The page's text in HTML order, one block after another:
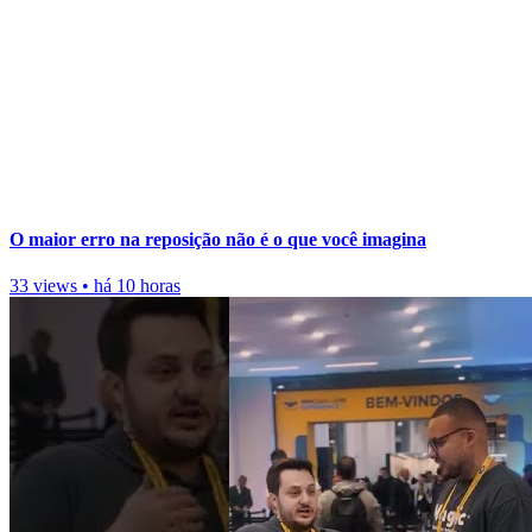
O maior erro na reposição não é o que você imagina
33 views • há 10 horas